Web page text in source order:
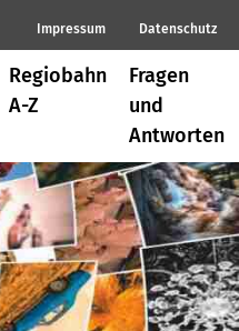
Impressum Datenschutz
Regiobahn
A-Z
Fragen
und
Antworten